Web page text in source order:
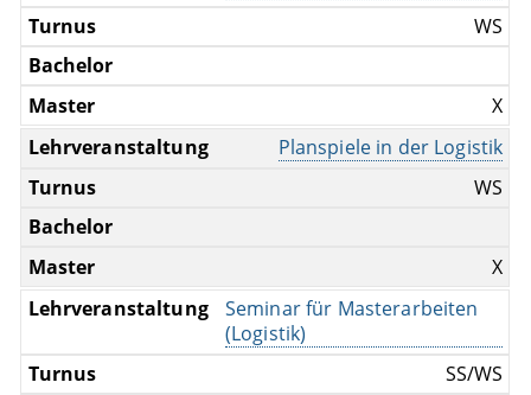
WS
X
Planspiele in der Logistik
WS
X
Seminar für Masterarbeiten
(Logistik)
SS/WS